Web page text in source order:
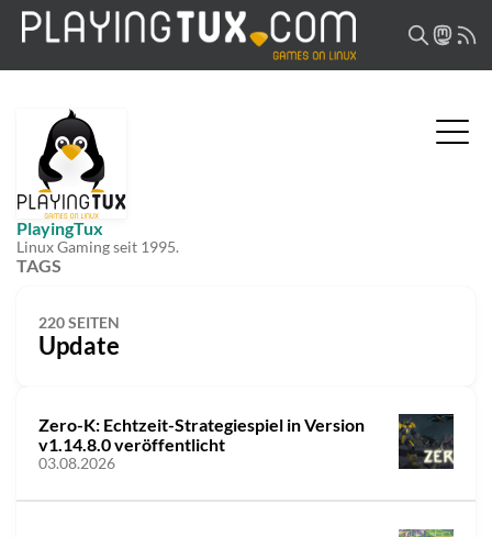
PlayingTux
Linux Gaming seit 1995.
TAGS
220 SEITEN
Update
Zero-K: Echtzeit-Strategiespiel in Version
v1.14.8.0 veröffentlicht
03.08.2026